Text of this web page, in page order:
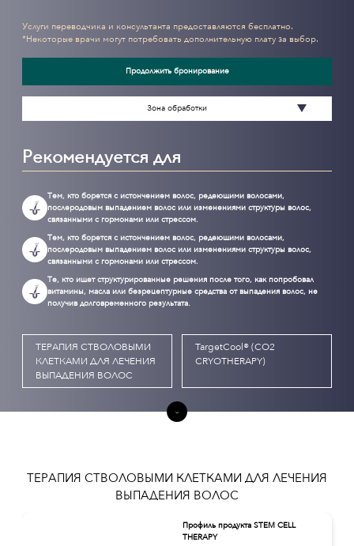
Услуги переводчика и консультанта предоставляются бесплатно.
*Некоторые врачи могут потребовать дополнительную плату за выбор.
Продолжить бронирование
Зона обработки
Рекомендуется для
Тем, кто борется с истончением волос, редеющими волосами,
послеродовым выпадением волос или изменениями структуры волос,
связанными с гормонами или стрессом.
Тем, кто борется с истончением волос, редеющими волосами,
послеродовым выпадением волос или изменениями структуры волос,
связанными с гормонами или стрессом.
Те, кто ищет структурированные решения после того, как попробовал
витамины, масла или безрецептурные средства от выпадения волос, не
получив долговременного результата.
ТЕРАПИЯ СТВОЛОВЫМИ
КЛЕТКАМИ ДЛЯ ЛЕЧЕНИЯ
ВЫПАДЕНИЯ ВОЛОС
TargetCool® (CO2
CRYOTHERAPY)
ТЕРАПИЯ СТВОЛОВЫМИ КЛЕТКАМИ ДЛЯ ЛЕЧЕНИЯ
ВЫПАДЕНИЯ ВОЛОС
Профиль продукта STEM CELL
THERAPY